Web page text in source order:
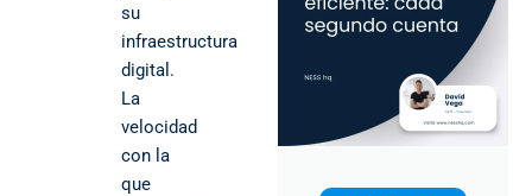
su
infraestructura
digital.
La
velocidad
con la
que